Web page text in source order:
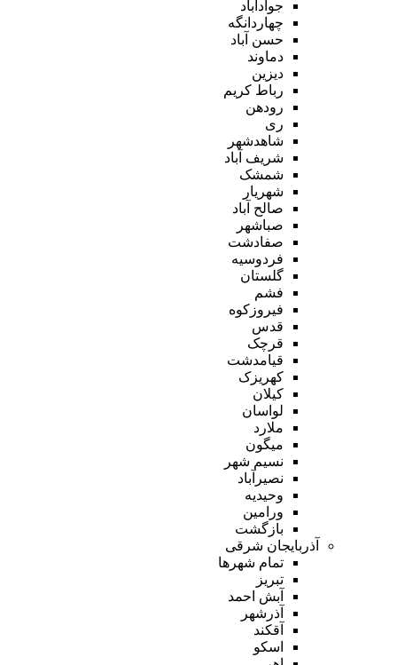
جوادآباد
چهاردانگه
حسن آباد
دماوند
دیزین
رباط کریم
رودهن
ری
شاهدشهر
شریف آباد
شمشک
شهریار
صالح آباد
صباشهر
صفادشت
فردوسیه
گلستان
فشم
فیروزکوه
قدس
قرچک
قیامدشت
کهریزک
کیلان
لواسان
ملارد
میگون
نسیم شهر
نصیرآباد
وحیدیه
ورامین
بازگشت
آذربایجان شرقی
تمام شهر‌ها
تبریز
آبش احمد
آذرشهر
آقکند
اسکو